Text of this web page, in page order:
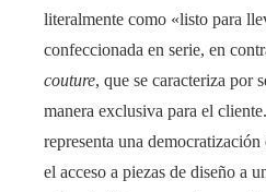
literalmente como «listo para
confeccionada en serie, en
couture, que se caracteriza por
manera exclusiva para el
representa una
el acceso a piezas de diseño a